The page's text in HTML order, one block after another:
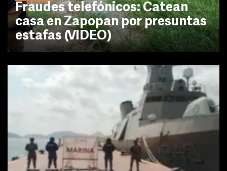
Fraudes telefónicos: Catean
casa en Zapopan por presuntas
estafas (VIDEO)